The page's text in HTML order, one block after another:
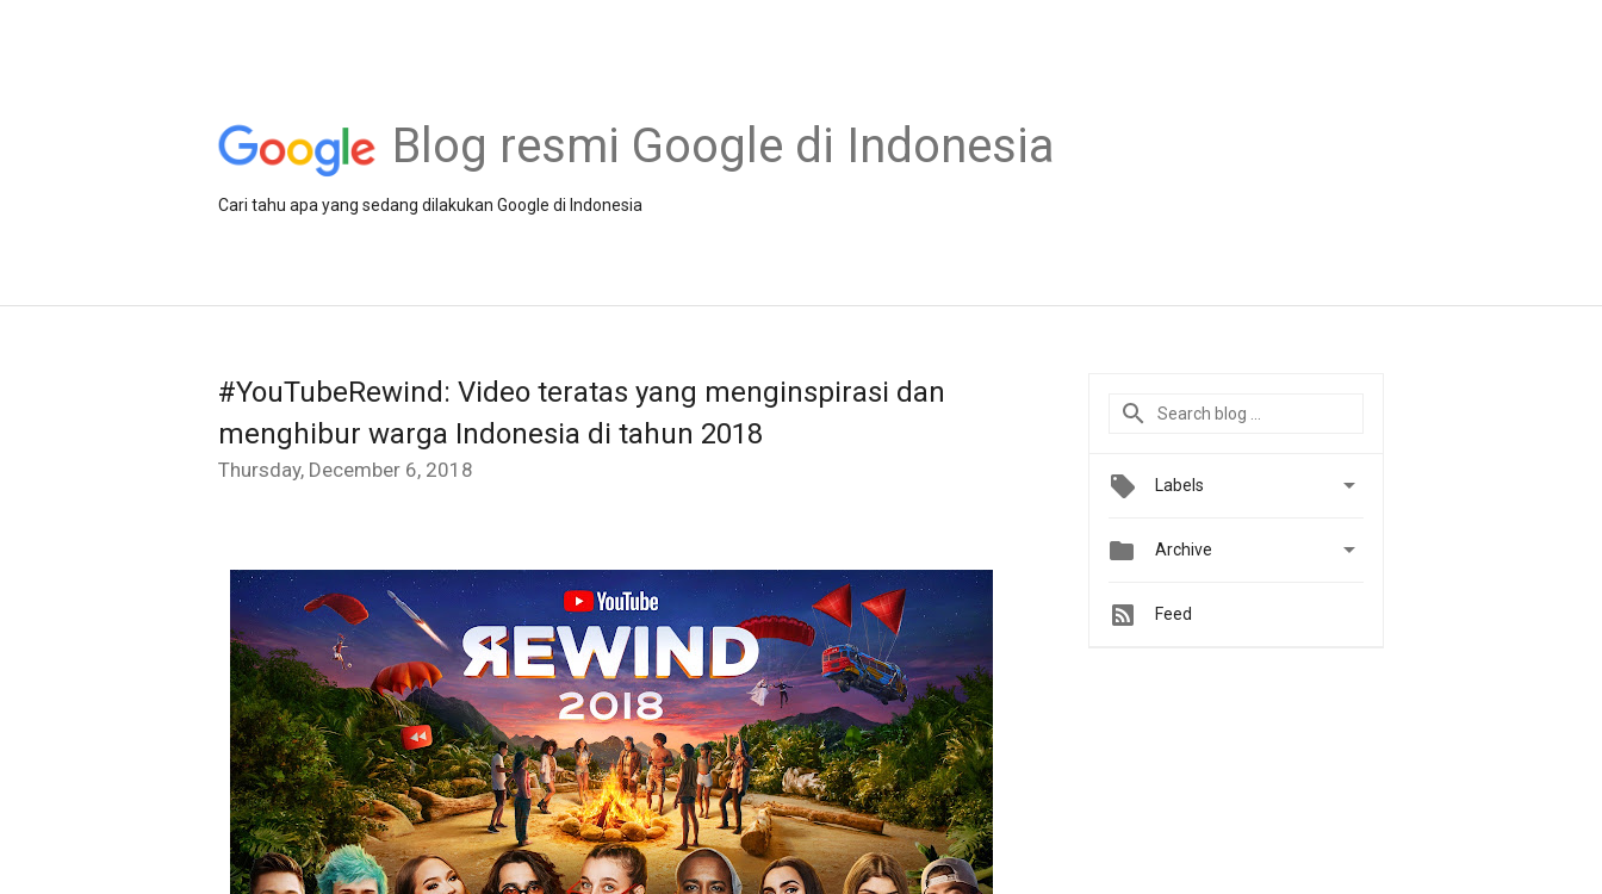
Blog resmi Google di Indonesia
Cari tahu apa yang sedang dilakukan Google di Indonesia
#YouTubeRewind: Video teratas yang menginspirasi dan
menghibur warga Indonesia di tahun 2018
Thursday, December 6, 2018
Labels 
 Archive 
Feed